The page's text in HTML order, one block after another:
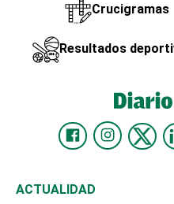
Crucigramas
Resultados
ACTUALIDAD